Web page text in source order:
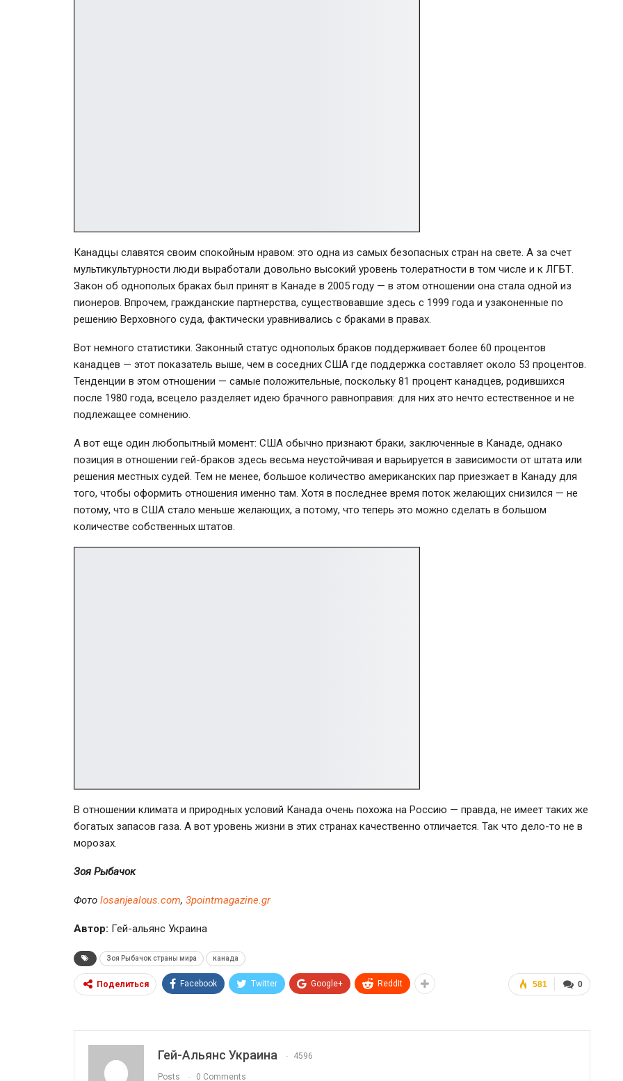
Канадцы славятся своим спокойным нравом: это одна из самых безопасных стран на свете. А за счет
мультикультурности люди выработали довольно высокий уровень толератности в том числе и к ЛГБТ.
Закон об однополых браках был принят в Канаде в 2005 году — в этом отношении она стала одной из
пионеров. Впрочем, гражданские партнерства, существовавшие здесь с 1999 года и узаконенные по
решению Верховного суда, фактически уравнивались с браками в правах.
Вот немного статистики. Законный статус однополых браков поддерживает более 60 процентов
канадцев — этот показатель выше, чем в соседних США где поддержка составляет около 53 процентов.
Тенденции в этом отношении — самые положительные, поскольку 81 процент канадцев, родившихся
после 1980 года, всецело разделяет идею брачного равноправия: для них это нечто естественное и не
подлежащее сомнению.
А вот еще один любопытный момент: США обычно признают браки, заключенные в Канаде, однако
позиция в отношении гей-браков здесь весьма неустойчивая и варьируется в зависимости от штата или
решения местных судей. Тем не менее, большое количество американских пар приезжает в Канаду для
того, чтобы оформить отношения именно там. Хотя в последнее время поток желающих снизился — не
потому, что в США стало меньше желающих, а потому, что теперь это можно сделать в большом
количестве собственных штатов.
В отношении климата и природных условий Канада очень похожа на Россию — правда, не имеет таких же
богатых запасов газа. А вот уровень жизни в этих странах качественно отличается. Так что дело-то не в
морозах.
Зоя Рыбачок
Фото losanjealous.com, 3pointmagazine.gr
Автор: Гей-альянс Украина
Зоя Рыбачок страны мира канада
0
581
Поделиться Facebook Twitter Google+ ReddIt
Гей-Альянс Украина 4596
Posts 0 Comments